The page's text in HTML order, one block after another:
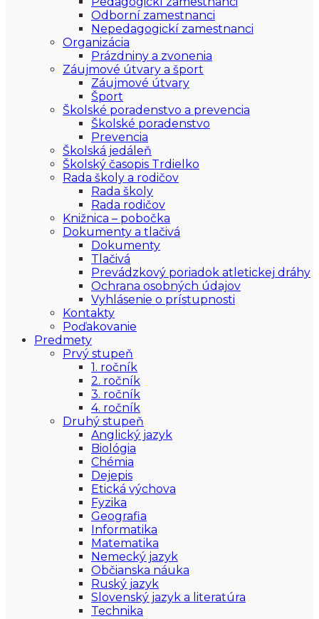
Odborní zamestnanci
Nepedagogickí zamestnanci
Organizácia
Prázdniny a zvonenia
Záujmové útvary a šport
Záujmové útvary
Šport
Školské poradenstvo a prevencia
Školské poradenstvo
Prevencia
Školská jedáleň
Školský časopis Trdielko
Rada školy a rodičov
Rada školy
Rada rodičov
Knižnica – pobočka
Dokumenty a tlačivá
Dokumenty
Tlačivá
Prevádzkový poriadok atletickej dráhy
Ochrana osobných údajov
Vyhlásenie o prístupnosti
Kontakty
Poďakovanie
Predmety
Prvý stupeň
1. ročník
2. ročník
3. ročník
4. ročník
Druhý stupeň
Anglický jazyk
Biológia
Chémia
Dejepis
Etická výchova
Fyzika
Geografia
Informatika
Matematika
Nemecký jazyk
Občianska náuka
Ruský jazyk
Slovenský jazyk a literatúra
Technika